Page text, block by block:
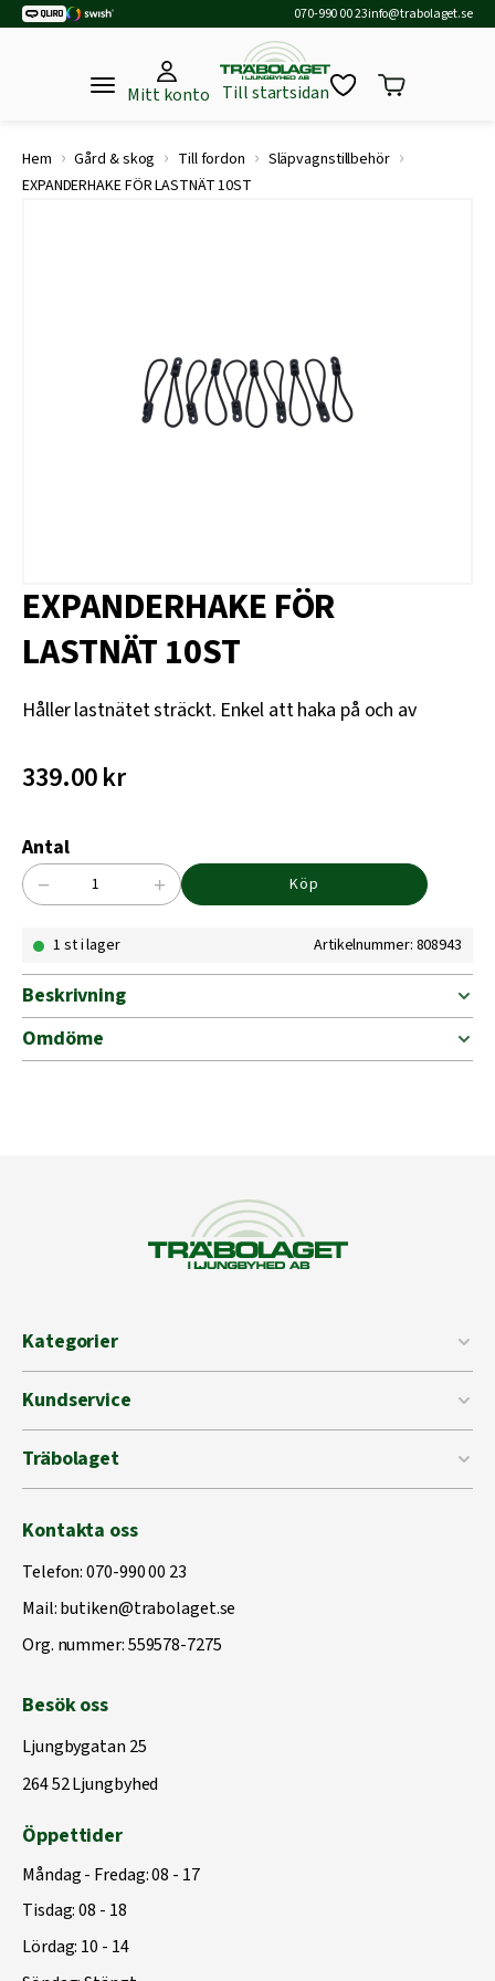
070-990 00 23info@trabolaget.se
Mitt konto Till startsidan
Hem › Gård & skog › Till fordon › Släpvagnstillbehör ›
EXPANDERHAKE FÖR LASTNÄT 10ST
EXPANDERHAKE FÖR
LASTNÄT 10ST
Håller lastnätet sträckt. Enkel att haka på och av
339.00kr
Antal
EXPANDERHAKE
LASTNÄT
mängd
− + Köp
1 st i lager Artikelnummer: 808943
Beskrivning
Omdöme
Kategorier
Kundservice
Träbolaget
Kontakta oss
Telefon:070-990 00 23
Mail:butiken@trabolaget.se
Org. nummer: 559578-7275
Besök oss
Ljungbygatan 25
264 52 Ljungbyhed
Öppettider
Måndag - Fredag: 08 - 17
Tisdag: 08 - 18
Lördag: 10 - 14